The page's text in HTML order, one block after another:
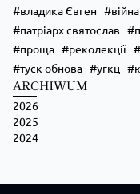
владика Євген
патріарх святослав
проща
реколекції
туск обнова
угкц
ARCHIWUM
2026
2025
2024